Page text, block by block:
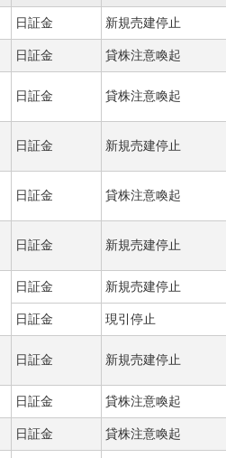
日証金 新規売建停止
日証金 貸株注意喚起
日証金 貸株注意喚起
日証金 新規売建停止
日証金 貸株注意喚起
日証金 新規売建停止
日証金 新規売建停止
日証金 現引停止
日証金 新規売建停止
日証金 貸株注意喚起
日証金 貸株注意喚起